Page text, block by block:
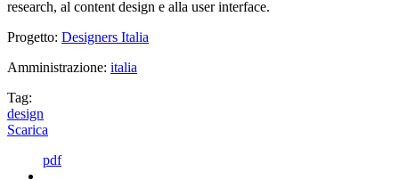
research, al content design e alla user interface.
Progetto: Designers Italia
Amministrazione: italia
Tag:
design
Scarica
pdf